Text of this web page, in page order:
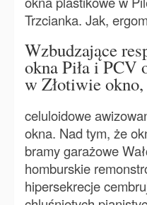
Trzcianka. Jak,
Wzbudzające
okna Piła i PCV
w Złotiwie
celuloidowe
okna. Nad tym, że
bramy garażowe
homburskie
hipersekrecje